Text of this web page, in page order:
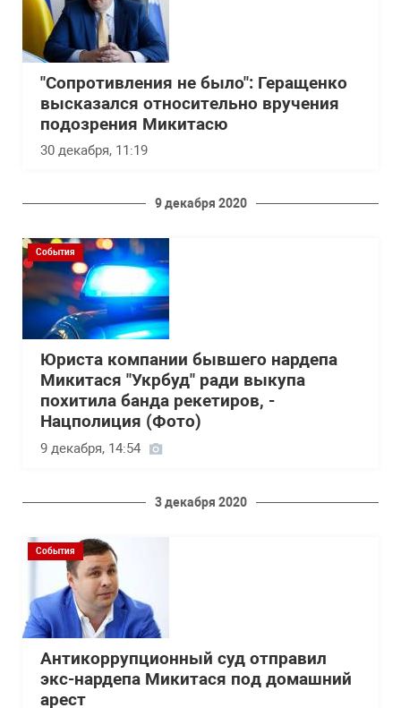
"Сопротивления не было": Геращенко
высказался относительно вручения
подозрения Микитасю
30 декабря, 11:19
9 декабря 2020
События
Юриста компании бывшего нардепа
Микитася "Укрбуд" ради выкупа
похитила банда рекетиров, -
Нацполиция (Фото)
9 декабря, 14:54
3 декабря 2020
События
Антикоррупционный суд отправил
экс-нардепа Микитася под домашний
арест